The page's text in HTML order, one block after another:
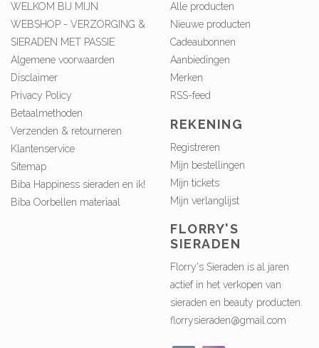
WELKOM BIJ MIJN
WEBSHOP - VERZORGING &
SIERADEN MET PASSIE
Algemene voorwaarden
Disclaimer
Privacy Policy
Betaalmethoden
Verzenden & retourneren
Klantenservice
Sitemap
Biba Happiness sieraden en ik!
Biba Oorbellen materiaal
Alle producten
Nieuwe producten
Cadeaubonnen
Aanbiedingen
Merken
RSS-feed
REKENING
Registreren
Mijn bestellingen
Mijn tickets
Mijn verlanglijst
FLORRY'S
SIERADEN
Florry's Sieraden is al jaren
actief in het verkopen van
sieraden en beauty producten.
florrysieraden@gmail.com